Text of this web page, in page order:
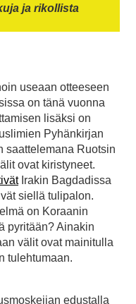
ja rikollista
useaan otteeseen
on tänä vuonna
lisäksi on
Pyhänkirjan
saattelemana Ruotsin
ovat kiristyneet.
Irakin Bagdadissa
siellä tulipalon.
on Koraanin
pyritään? Ainakin
välit ovat mainitulla
tulehtumaan.
edustalla